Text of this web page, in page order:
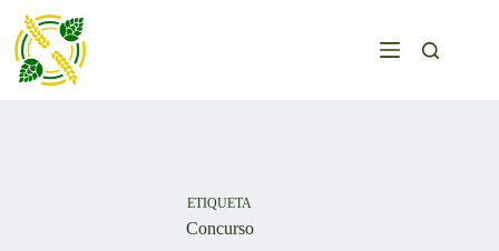
contenido
ETIQUETA
Concurso